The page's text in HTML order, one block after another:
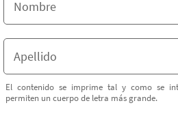
El contenido se imprime tal y como se
permiten un cuerpo de letra más grande.